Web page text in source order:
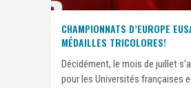
CHAMPIONNATS D’EUROPE
MÉDAILLES TRICOLORES!
Décidément, le mois de juillet
pour les Universités françaises